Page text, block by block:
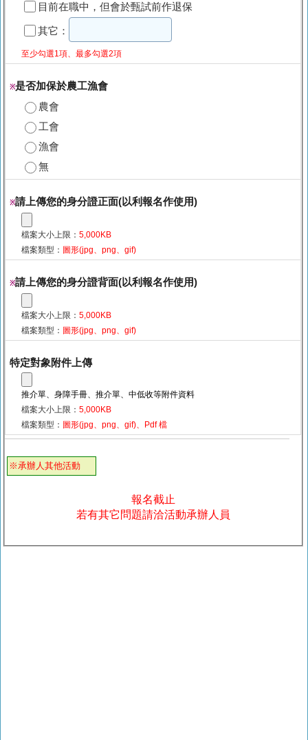
目前在職中，但會於甄試前作退保
其它：
至少勾選1項、最多勾選2項
※是否加保於農工漁會
農會
工會
漁會
無
※請上傳您的身分證正面(以利報名作使用)
檔案大小上限： 5,000KB
檔案類型： 圖形(jpg、png、gif)
※請上傳您的身分證背面(以利報名作使用)
檔案大小上限： 5,000KB
檔案類型： 圖形(jpg、png、gif)
特定對象附件上傳
推介單、身障手冊、推介單、中低收等附件資料
檔案大小上限： 5,000KB
檔案類型： 圖形(jpg、png、gif)、Pdf 檔
※承辦人其他活動
報名截止
若有其它問題請洽活動承辦人員